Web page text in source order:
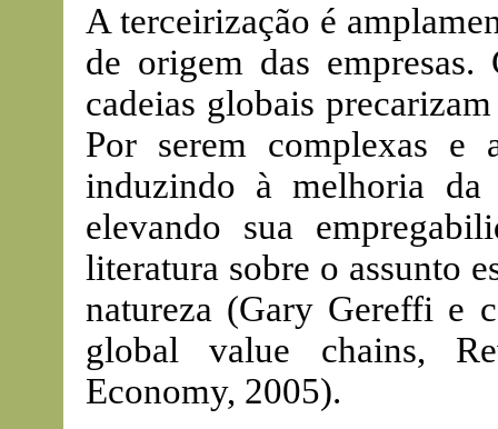
A terceirização é
de origem das
cadeias globais
Por serem complexas e
induzindo à melhoria da
elevando sua
literatura sobre o assunto
natureza (Gary Gereffi e
global value chains,
Economy, 2005).